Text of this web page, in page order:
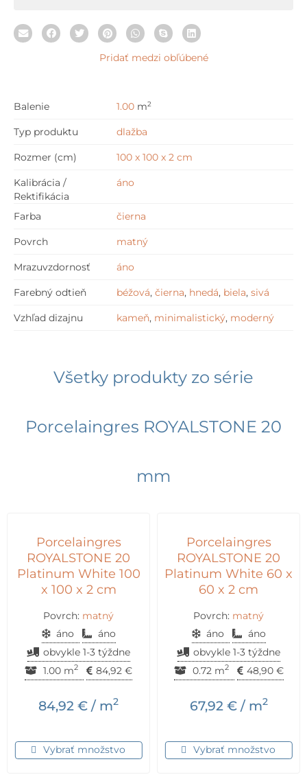
cm
Pridať medzi obľúbené
Balenie 1.00 m2
Typ produktu dlažba
Rozmer (cm) 100 x 100 x 2 cm
Kalibrácia /
Rektifikácia
áno
Farba čierna
Povrch matný
Mrazuvzdornosť áno
Farebný odtieň béžová, čierna, hnedá, biela, sivá
Vzhľad dizajnu kameň, minimalistický, moderný
Všetky produkty zo série
Porcelaingres ROYALSTONE 20
mm
Porcelaingres
ROYALSTONE 20
Platinum White 100
x 100 x 2 cm
Povrch: matný
áno
áno
obvykle 1-3 týždne
1.00 m2 84,92 €
84,92 € / m2
Vybrať množstvo
Porcelaingres
ROYALSTONE 20
Platinum White 60 x
60 x 2 cm
Povrch: matný
áno
áno
obvykle 1-3 týždne
0.72 m2 48,90 €
67,92 €/ m2
Vybrať množstvo